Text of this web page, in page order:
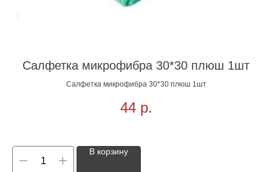
Салфетка микрофибра 30*30 плюш 1шт
Салфетка микрофибра 30*30 плюш 1шт
44 р.
В корзину